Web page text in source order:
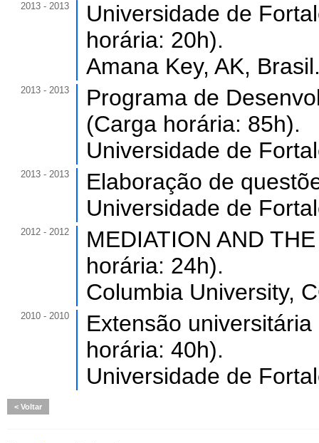
2013 - 2013
Universidade de
horária: 20h).
Amana Key, AK,
2013 - 2013
Programa de
(Carga horária: 85h).
Universidade de
2013 - 2013
Elaboração de
Universidade de
2012 - 2012
MEDIATION AND
horária: 24h).
Columbia University,
2010 - 2010
Extensão
horária: 40h).
Universidade de
Voltar